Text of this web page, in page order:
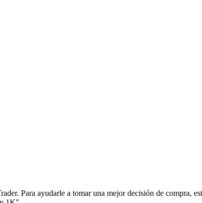
Para ayudarle a tomar una mejor decisión de compra,